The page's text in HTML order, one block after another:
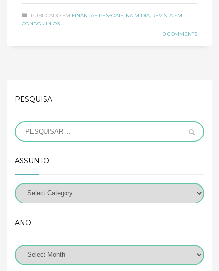
PUBLICADO EM FINANÇAS PESSOAIS, NA MÍDIA, REVISTA EM
CONDOMÍNIOS
0 COMMENTS
PESQUISA
ASSUNTO
ANO